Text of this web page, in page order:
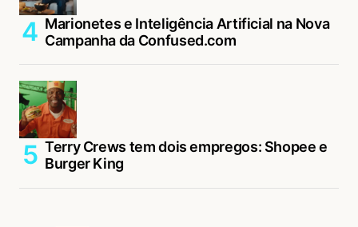
Marionetes e Inteligência Artificial na Nova
Campanha da Confused.com
Terry Crews tem dois empregos: Shopee e
Burger King